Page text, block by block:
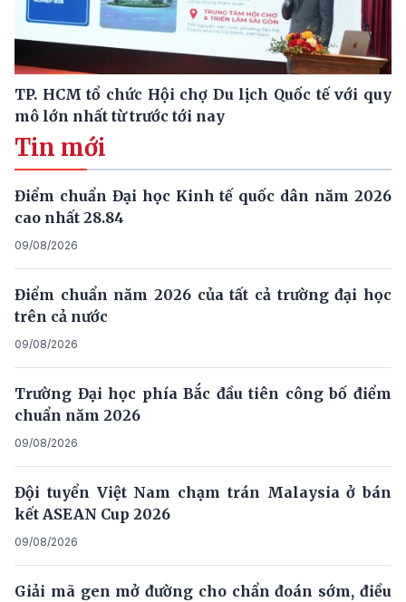
TP. HCM tổ chức Hội chợ Du lịch Quốc tế với quy
mô lớn nhất từ trước tới nay
Tin mới
Điểm chuẩn Đại học Kinh tế quốc dân năm 2026
cao nhất 28.84
09/08/2026
Điểm chuẩn năm 2026 của tất cả trường đại học
trên cả nước
09/08/2026
Trường Đại học phía Bắc đầu tiên công bố điểm
chuẩn năm 2026
09/08/2026
Đội tuyển Việt Nam chạm trán Malaysia ở bán
kết ASEAN Cup 2026
09/08/2026
Giải mã gen mở đường cho chẩn đoán sớm, điều